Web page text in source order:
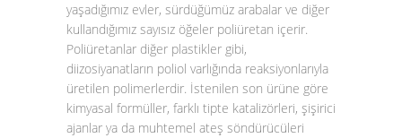
yaşadığımız evler, sürdüğümüz arabalar ve diğer
kullandığımız sayısız öğeler poliüretan içerir.
Poliüretanlar diğer plastikler gibi,
diizosiyanatların poliol varlığında reaksiyonlarıyla
üretilen polimerlerdir. İstenilen son ürüne göre
kimyasal formüller, farklı tipte katalizörleri, şişirici
ajanlar ya da muhtemel ateş söndürücüleri